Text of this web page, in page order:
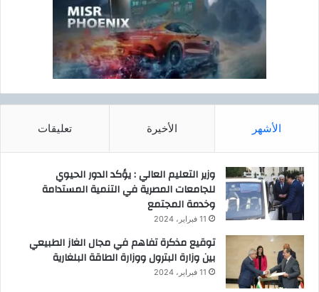
الأشهر الأخيرة تعليقات
وزير التعليم العالي : يؤكد الدور الحيوي
للجامعات المصرية في التنمية المستدامة
وخدمة المجتمع
11 فبراير، 2024
توقيع مذكرة تفاهم في مجال الغاز الطبيعي
بين وزارة البترول ووزارة الطاقة البلغارية
11 فبراير، 2024